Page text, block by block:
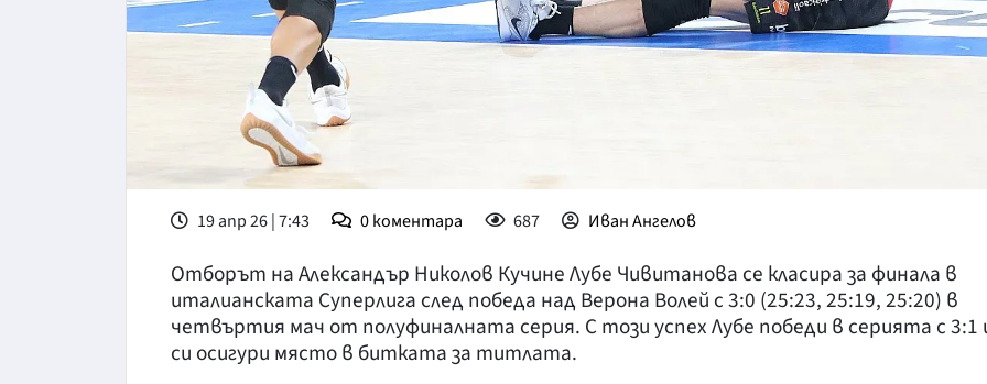
19 апр 26 | 7:43 0коментара 687 Иван Ангелов
Отборът на Александър Николов Кучине Лубе Чивитанова се класира за финала в
италианската Суперлига след победа над Верона Волей с 3:0 (25:23, 25:19, 25:20) в
четвъртия мач от полуфиналната серия. С този успех Лубе победи в серията с 3:1
си осигури място в битката за титлата.